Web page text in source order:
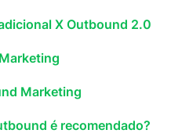
X Outbound 2.0
Marketing
é recomendado?